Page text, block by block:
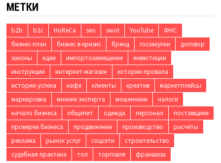
МЕТКИ
b2b b2c HoReCa seo swot YouTube
ФНС
бизнес-план
бизнес в кризис бренд госзакупки
договор
законы
идеи импортозамещение
инвестиции
инструкции
интернет-магазин
истории провала
истории успеха
кафе клиенты креатив
маркетплейсы
маркировка
мнение эксперта мошенники
налоги
начало бизнеса
общепит одежда персонал
поставщики
проверки бизнеса
продвижение производство
расчёты
реклама
рынок услуг соцсети
строительство
судебная практика
топ торговля франшиза